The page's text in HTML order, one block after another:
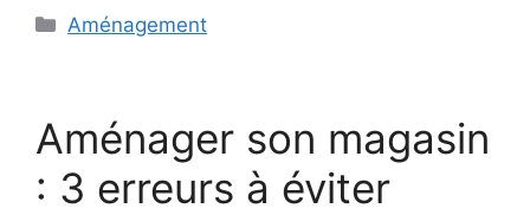
Catégories
Aménagement
Aménager son magasin
: 3 erreurs à éviter